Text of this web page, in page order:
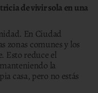
de vivir sola en una
En Ciudad
zonas comunes y los
Esto reduce el
la
casa, pero no estás